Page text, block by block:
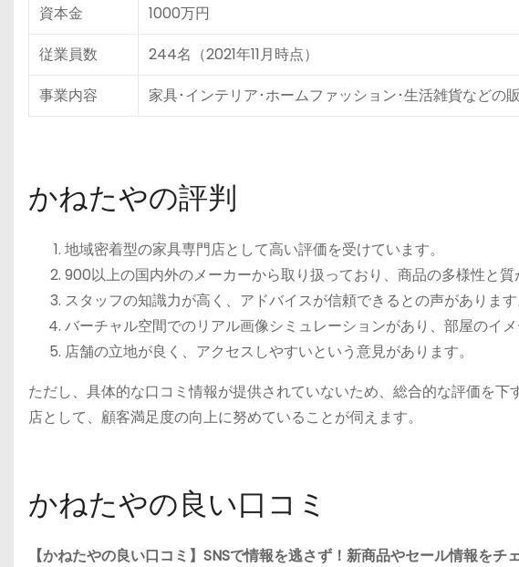
資本金
1000万円
従業員数
244名（2021年11月時点）
事業内容
家具･インテリア･ホームファッション･生活雑貨などの
かねたやの評判
地域密着型の家具専門店として高い評価を受けています。
900以上の国内外のメーカーから取り扱っており、商品の多様性と質
スタッフの知識力が高く、アドバイスが信頼できるとの声があります
バーチャル空間でのリアル画像シミュレーションがあり、部屋のイ
店舗の立地が良く、アクセスしやすいという意見があります。
ただし、具体的な口コミ情報が提供されていないため、総合的な評価を
店として、顧客満足度の向上に努めていることが伺えます。
かねたやの良い口コミ
【かねたやの良い口コミ】SNSで情報を逃さず！新商品やセール情報をチ